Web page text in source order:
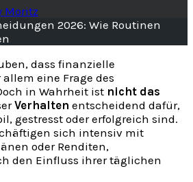
Moritz
dass finanzielle
eine Frage des
in Wahrheit ist nicht das
Verhalten entscheidend dafür,
gestresst oder erfolgreich sind.
sich intensiv mit
oder Renditen,
den Einfluss ihrer täglichen